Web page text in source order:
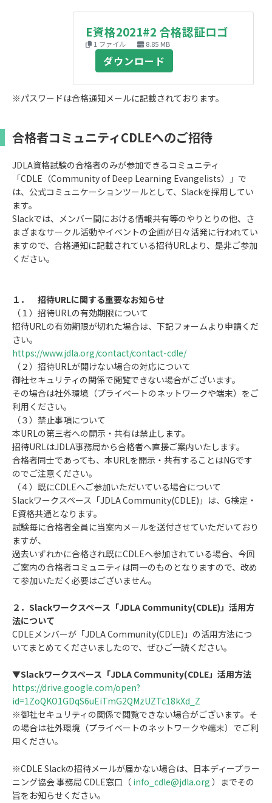
E資格2021#2 合格認証ロゴ
1 ファイル 8.85 MB
ダウンロード
※パスワードは合格通知メールに記載されております。
合格者コミュニティCDLEへのご招待
JDLA資格試験の合格者のみが参加できるコミュニティ
「CDLE（Community of Deep Learning Evangelists）」で
は、公式コミュニケーションツールとして、Slackを採用してい
ます。
Slackでは、メンバー間における情報共有等のやりとりの他、さ
まざまなサークル活動やイベントの企画が日々活発に行われてい
ますので、合格通知に記載されている招待URLより、是非ご参加
ください。
１． 招待URLに関する重要なお知らせ
（１）招待URLの有効期限について
招待URLの有効期限が切れた場合は、下記フォームより申請くだ
さい。
https://www.jdla.org/contact/contact-cdle/
（２）招待URLが開けない場合の対応について
御社セキュリティの関係で閲覧できない場合がございます。
その場合は社外環境（プライベートのネットワークや端末）をご
利用ください。
（３）禁止事項について
本URLの第三者への開示・共有は禁止します。
招待URLはJDLA事務局から合格者へ直接ご案内いたします。
合格者同士であっても、本URLを開示・共有することはNGです
のでご注意ください。
（４）既にCDLEへご参加いただいている場合について
Slackワークスペース「JDLA Community(CDLE)」は、G検定・
E資格共通となります。
試験毎に合格者全員に当案内メールを送付させていただいており
ますが、
過去いずれかに合格され既にCDLEへ参加されている場合、今回
ご案内の合格者コミュニティは同一のものとなりますので、改め
て参加いただく必要はございません。
２．Slackワークスペース「JDLA Community(CDLE)」活用方
法について
CDLEメンバーが「JDLA Community(CDLE)」の活用方法につ
いてまとめてくださいましたので、ぜひご一読ください。
▼Slackワークスペース「JDLA Community(CDLE」活用方法
https://drive.google.com/open?
id=1ZoQKO1GDqS6uEiTmG2QMzUZTc18kXd_Z
※御社セキュリティの関係で閲覧できない場合がございます。そ
の場合は社外環境（プライベートのネットワークや端末）でご利
用ください。
※CDLE Slackの招待メールが届かない場合は、日本ディープラー
ニング協会 事務局 CDLE窓口（ info_cdle@jdla.org ）までその
旨をお知らせください。